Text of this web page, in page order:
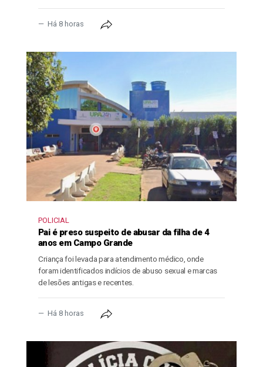
Há 8 horas
POLICIAL
Pai é preso suspeito de abusar da filha de 4
anos em Campo Grande
Criança foi levada para atendimento médico, onde
foram identificados indícios de abuso sexual e marcas
de lesões antigas e recentes.
Há 8 horas